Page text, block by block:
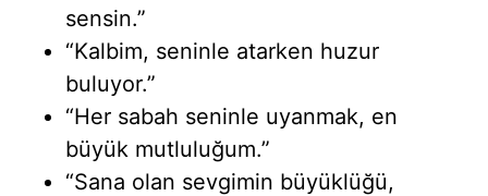
sensin.”
“Kalbim, seninle atarken huzur
buluyor.”
“Her sabah seninle uyanmak, en
büyük mutluluğum.”
“Sana olan sevgimin büyüklüğü,